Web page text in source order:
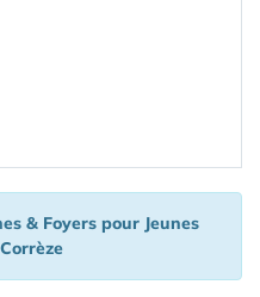
& Foyers pour Jeunes